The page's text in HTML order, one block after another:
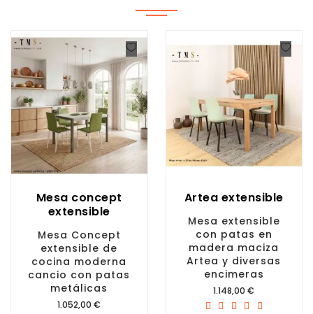
Mesa concept
extensible
Mesa Concept
extensible de
cocina moderna
cancio con patas
metálicas
Precio
1.052,00 €
Artea extensible
Mesa extensible
con patas en
madera maciza
Artea y diversas
encimeras
Precio
1.148,00 €